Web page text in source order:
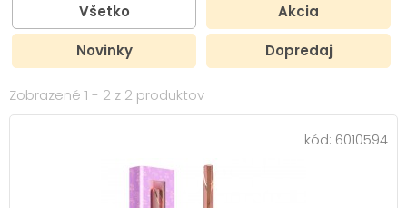
Všetko Akcia
Novinky Dopredaj
Zobrazené 1 - 2 z 2 produktov
kód: 6010594